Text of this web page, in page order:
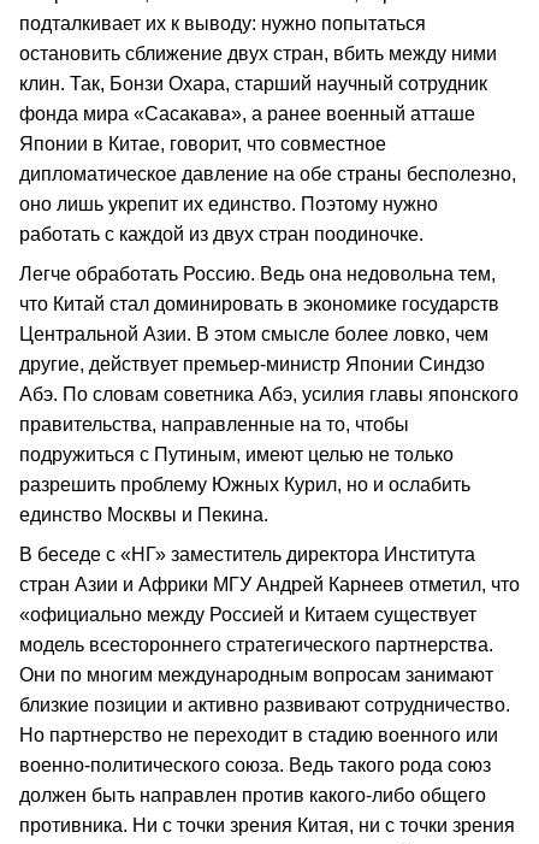
подталкивает их к выводу: нужно попытаться
остановить сближение двух стран, вбить между ними
клин. Так, Бонзи Охара, старший научный сотрудник
фонда мира «Сасакава», а ранее военный атташе
Японии в Китае, говорит, что совместное
дипломатическое давление на обе страны бесполезно,
оно лишь укрепит их единство. Поэтому нужно
работать с каждой из двух стран поодиночке.
Легче обработать Россию. Ведь она недовольна тем,
что Китай стал доминировать в экономике государств
Центральной Азии. В этом смысле более ловко, чем
другие, действует премьер-министр Японии Синдзо
Абэ. По словам советника Абэ, усилия главы японского
правительства, направленные на то, чтобы
подружиться с Путиным, имеют целью не только
разрешить проблему Южных Курил, но и ослабить
единство Москвы и Пекина.
В беседе с «НГ» заместитель директора Института
стран Азии и Африки МГУ Андрей Карнеев отметил, что
«официально между Россией и Китаем существует
модель всестороннего стратегического партнерства.
Они по многим международным вопросам занимают
близкие позиции и активно развивают сотрудничество.
Но партнерство не переходит в стадию военного или
военно-политического союза. Ведь такого рода союз
должен быть направлен против какого-либо общего
противника. Ни с точки зрения Китая, ни с точки зрения